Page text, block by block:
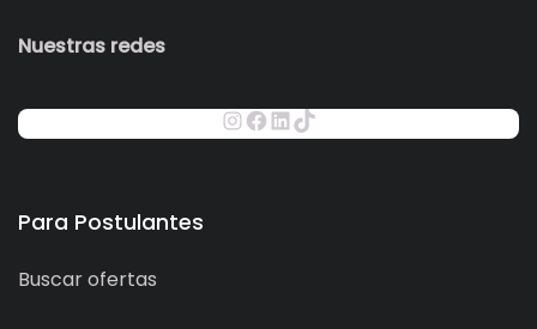
Nuestras redes
Para Postulantes
Buscar ofertas